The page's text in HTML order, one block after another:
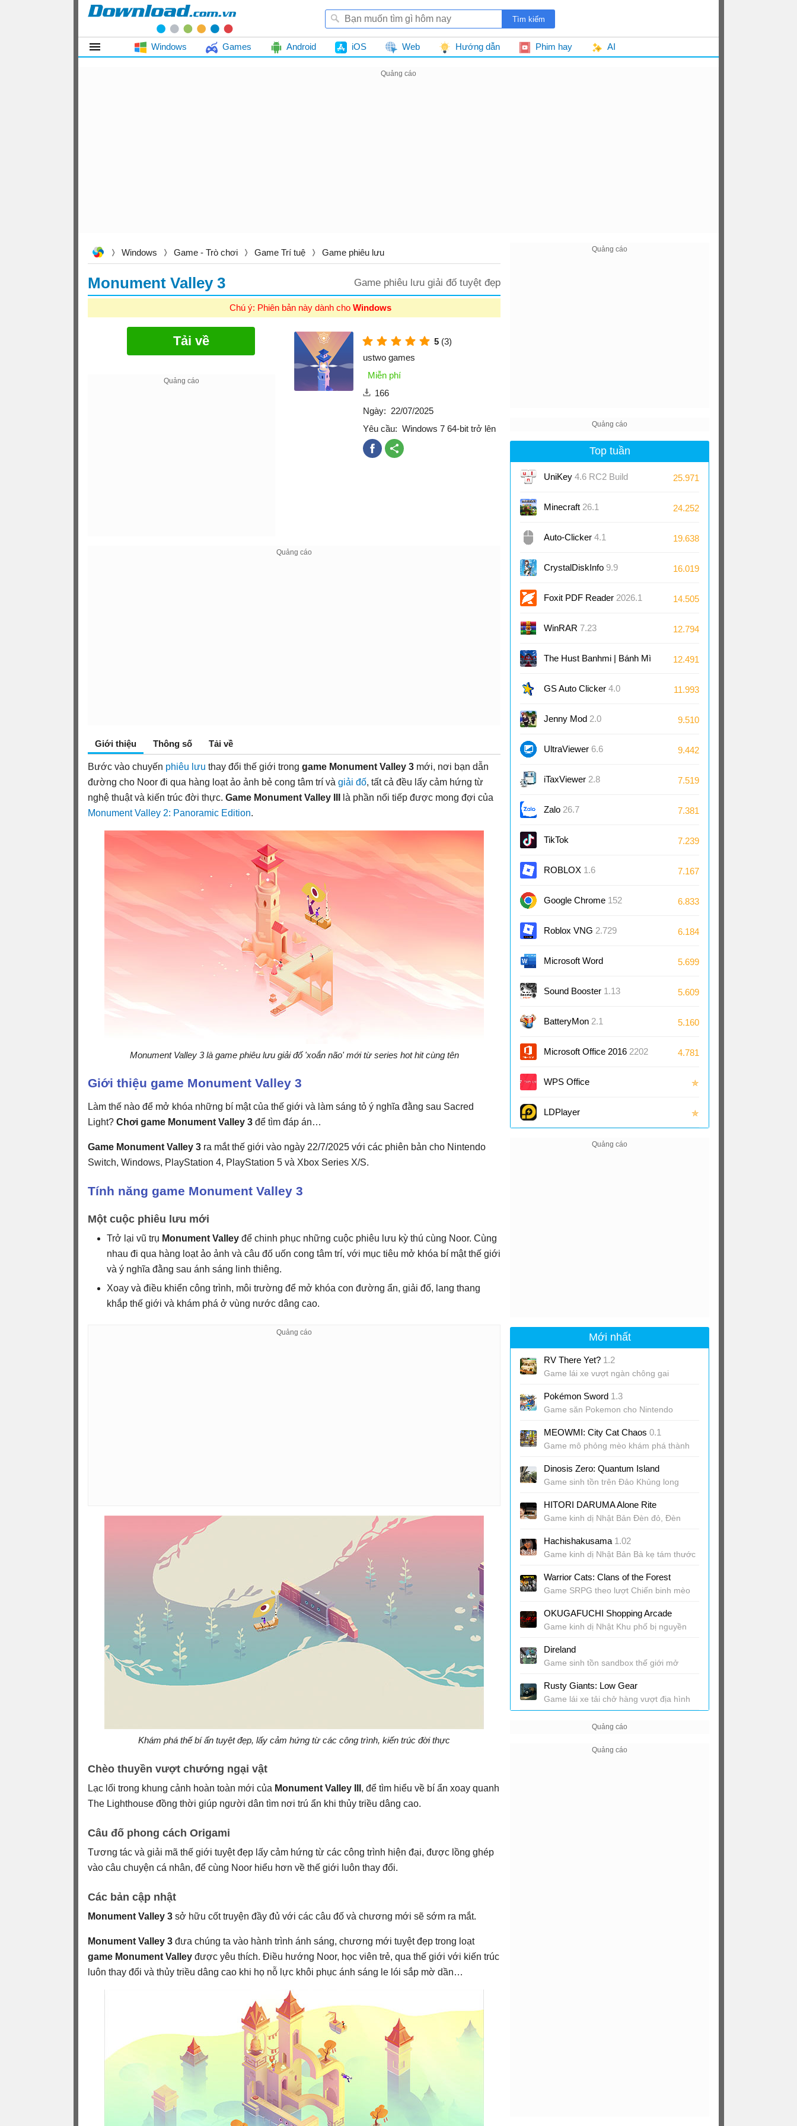
Windows Games Android iOS Web Hướng dẫn Phim hay AI
Windows Game - Trò chơi Game Trí tuệ Game phiêu lưu
Monument Valley 3 Game phiêu lưu giải đố tuyệt đẹp
Chú ý: Phiên bản này dành cho Windows
Tải về 5 (3)
ustwo games
Miễn phí
166
Ngày: 22/07/2025
Yêu cầu: Windows 7 64-bit trở lên
Giới thiệu Thông số Tải về
Bước vào chuyến phiêu lưu thay đổi thế giới trong game Monument Valley 3 mới, nơi bạn dẫn
đường cho Noor đi qua hàng loạt ảo ảnh bẻ cong tâm trí và giải đố, tất cả đều lấy cảm hứng từ
nghệ thuật và kiến trúc đời thực. Game Monument Valley III
là phần nối tiếp được mong đợi của
Monument Valley 2: Panoramic Edition.
Monument Valley 3 là game phiêu lưu giải đố 'xoắn não' mới từ series hot hit cùng tên
Giới thiệu game Monument Valley 3
Làm thế nào để mở khóa những bí mật của thế giới và làm sáng tỏ ý nghĩa đằng sau Sacred
Light? Chơi game Monument Valley 3 để tìm đáp án…
Game Monument Valley 3 ra mắt thế giới vào ngày 22/7/2025 với các phiên bản cho Nintendo
Switch, Windows, PlayStation 4, PlayStation 5 và Xbox Series X/S.
Tính năng game Monument Valley 3
Một cuộc phiêu lưu mới
Trở lại vũ trụ Monument Valley để chinh phục những cuộc phiêu lưu kỳ thú cùng Noor. Cùng
nhau đi qua hàng loạt ảo ảnh và câu đố uốn cong tâm trí, với mục tiêu mở khóa bí mật thế giới
và ý nghĩa đằng sau ánh sáng linh thiêng.
Xoay và điều khiển công trình, môi trường để mở khóa con đường ẩn, giải đố, lang thang
khắp thế giới và khám phá ở vùng nước dâng cao.
Khám phá thế bí ẩn tuyệt đẹp, lấy cảm hứng từ các công trình, kiến trúc đời thực
Chèo thuyền vượt chướng ngại vật
Lạc lối trong khung cảnh hoàn toàn mới của Monument Valley III , để tìm hiểu về bí ẩn xoay quanh
The Lighthouse đồng thời giúp người dân tìm nơi trú ẩn khi thủy triều dâng cao.
Câu đố phong cách Origami
Tương tác và giải mã thế giới tuyệt đẹp lấy cảm hứng từ các công trình hiện đại, được lồng ghép
vào câu chuyện cá nhân, để cùng Noor hiểu hơn về thế giới luôn thay đổi.
Các bản cập nhật
Monument Valley 3 sở hữu cốt truyện đầy đủ với các câu đố và chương mới sẽ sớm ra mắt.
Monument Valley 3 đưa chúng ta vào hành trình ánh sáng, chương mới tuyệt đẹp trong loạt
game Monument Valley được yêu thích. Điều hướng Noor, học viên trẻ, qua thế giới với kiến trúc
luôn thay đổi và thủy triều dâng cao khi họ nỗ lực khôi phục ánh sáng le lói sắp mờ dần…
Top tuần
UniKey 4.6 RC2 Build
230919
25.971
Minecraft 26.1 24.252
Auto-Clicker 4.1 19.638
CrystalDiskInfo 9.9 16.019
Foxit PDF Reader 2026.1 14.505
WinRAR 7.23 12.794
The Hust Banhmi | Bánh Mì
Bách Khoa
12.491
GS Auto Clicker 4.0 11.993
Jenny Mod 2.0 9.510
UltraViewer 6.6 9.442
iTaxViewer 2.8 7.519
Zalo 26.7 7.381
TikTok 7.239
ROBLOX 1.6 7.167
Google Chrome 152 6.833
Roblox VNG 2.729 6.184
Microsoft Word
2024/2021/2019/2016
5.699
Sound Booster 1.13 5.609
BatteryMon 2.1 5.160
Microsoft Office 2016 2202
(16.0
4.781
WPS Office ✯
LDPlayer ✯
Mới nhất
RV There Yet? 1.2
Game lái xe vượt ngàn chông gai
Pokémon Sword 1.3
Game săn Pokemon cho Nintendo
MEOWMI: City Cat Chaos 0.1
Game mô phỏng mèo khám phá thành
Dinosis Zero: Quantum Island
Game sinh tồn trên Đảo Khủng long
HITORI DARUMA Alone Rite
Game kinh dị Nhật Bản Đèn đỏ, Đèn
Hachishakusama 1.02
Game kinh dị Nhật Bản Bà kẹ tám thước
Warrior Cats: Clans of the Forest
Game SRPG theo lượt Chiến binh mèo
OKUGAFUCHI Shopping Arcade
Game kinh dị Nhật Khu phố bị nguyền
Direland
Game sinh tồn sandbox thế giới mở
Rusty Giants: Low Gear
Game lái xe tải chở hàng vượt địa hình
khắc nghiệt